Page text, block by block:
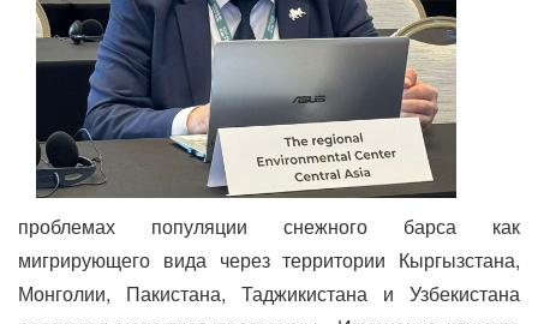
проблемах популяции снежного барса как
мигрирующего вида через территории Кыргызстана,
Монголии, Пакистана, Таджикистана и Узбекистана